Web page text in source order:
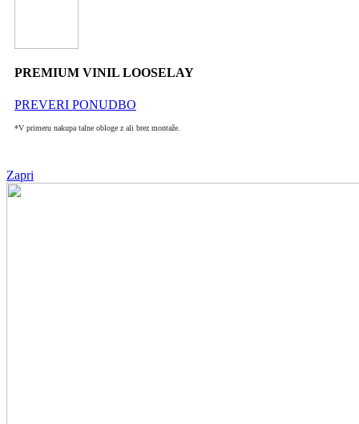
PREMIUM VINIL LOOSELAY
PREVERI PONUDBO
*V primeru nakupa talne obloge z ali brez montaže.
Zapri